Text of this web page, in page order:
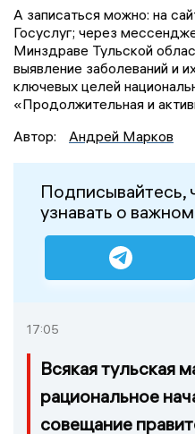
А записаться можно: на
Госуслуг; через
Минздраве Тульской
выявление заболеваний и
ключевых целей
«Продолжительная и
Автор:
Андрей Марков
Подписывайтесь,
узнавать о
17:05
Всякая тульская
рациональное
совещание